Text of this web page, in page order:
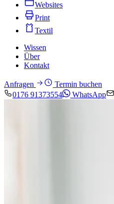
Websites
Print
Textil
Wissen
Über
Kontakt
Anfragen
Termin buchen
0176 91373554
WhatsApp